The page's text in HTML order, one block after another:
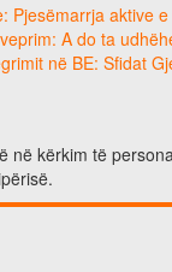
Pjesëmarrja aktive
A do ta
në BE: Sfidat
në kërkim të